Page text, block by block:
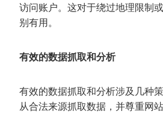
访问账户。这对于绕过地理限制
别有用。
有效的数据抓取和分析
有效的数据抓取和分析涉及几种
从合法来源抓取数据，并尊重网